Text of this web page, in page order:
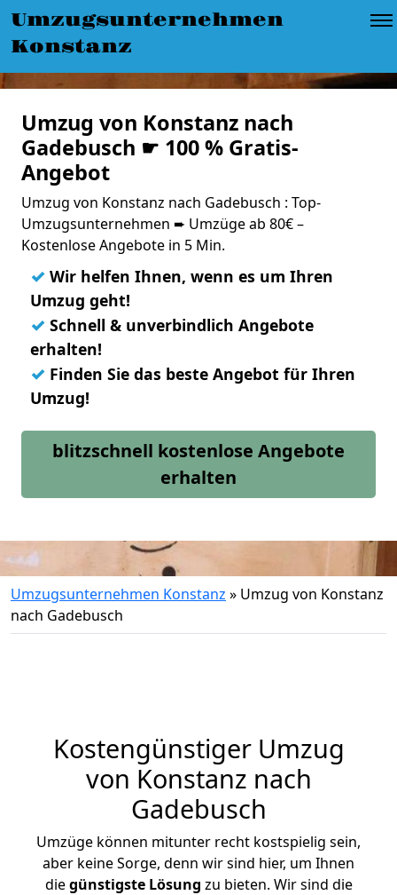
Umzugsunternehmen
Konstanz
Umzug von Konstanz nach
Gadebusch ☛ 100 % Gratis-
Angebot
Umzug von Konstanz nach Gadebusch : Top-
Umzugsunternehmen ➨ Umzüge ab 80€ –
Kostenlose Angebote in 5 Min.
✓ Wir helfen Ihnen, wenn es um Ihren
Umzug geht!
✓ Schnell & unverbindlich Angebote
erhalten!
✓ Finden Sie das beste Angebot für Ihren
Umzug!
blitzschnell kostenlose Angebote
erhalten
Umzugsunternehmen Konstanz » Umzug von Konstanz
nach Gadebusch
Kostengünstiger Umzug
von Konstanz nach
Gadebusch
Umzüge können mitunter recht kostspielig sein,
aber keine Sorge, denn wir sind hier, um Ihnen
diegünstigste Lösung zu bieten. Wir sind die